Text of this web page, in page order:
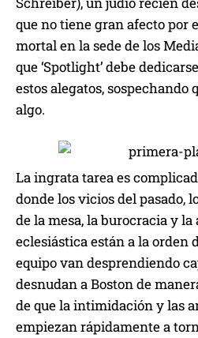
que no tiene gran afecto por
mortal en la sede de los
que ‘Spotlight’ debe
estos alegatos, sospechando
algo.
La ingrata tarea es
donde los vicios del pasado,
de la mesa, la burocracia y
eclesiástica están a la orden
equipo van desprendiendo
desnudan a Boston de
de que la intimidación y las
empiezan rápidamente a